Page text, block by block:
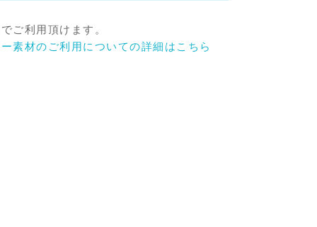
ご利用頂けます。
素材のご利用についての詳細はこちら